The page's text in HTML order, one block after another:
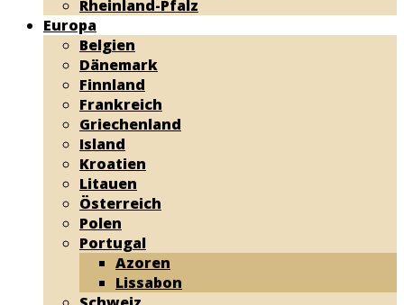
Rheinland-Pfalz
Europa
Belgien
Dänemark
Finnland
Frankreich
Griechenland
Island
Kroatien
Litauen
Österreich
Polen
Portugal
Azoren
Lissabon